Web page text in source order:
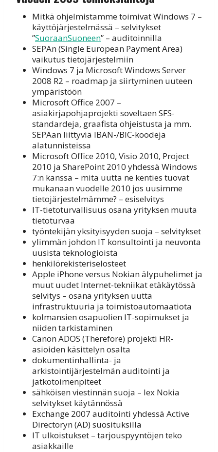
Mitkä ohjelmistamme toimivat Windows 7 –
käyttöjärjestelmässä – selvitykset
”SuoraanSuoneen” – auditoinnilla
SEPAn (Single European Payment Area)
vaikutus tietojärjestelmiin
Windows 7 ja Microsoft Windows Server
2008 R2 – roadmap ja siirtyminen uuteen
ympäristöön
Microsoft Office 2007 –
asiakirjapohjaprojekti soveltaen SFS-
standardeja, graafista ohjeistusta ja mm.
SEPAan liittyviä IBAN-/BIC-koodeja
alatunnisteissa
Microsoft Office 2010, Visio 2010, Project
2010 ja SharePoint 2010 yhdessä Windows
7:n kanssa – mitä uutta ne kenties tuovat
mukanaan vuodelle 2010 jos uusimme
tietojärjestelmämme? – esiselvitys
IT-tietoturvallisuus osana yrityksen muuta
tietoturvaa
työntekijän yksityisyyden suoja – selvitykset
ylimmän johdon IT konsultointi ja neuvonta
uusista teknologioista
henkilörekisteriselosteet
Apple iPhone versus Nokian älypuhelimet ja
muut uudet Internet-tekniikat etäkäytössä
selvitys – osana yrityksen uutta
infrastruktuuria ja toimistoautomaatiota
kolmansien osapuolien IT-sopimukset ja
niiden tarkistaminen
Canon ADOS (Therefore) projekti HR-
asioiden käsittelyn osalta
dokumentinhallinta- ja
arkistointijärjestelmän auditointi ja
jatkotoimenpiteet
sähköisen viestinnän suoja – lex Nokia
selvitykset käytännössä
Exchange 2007 auditointi yhdessä Active
Directoryn (AD) suosituksilla
IT ulkoistukset – tarjouspyyntöjen teko
asiakkaille